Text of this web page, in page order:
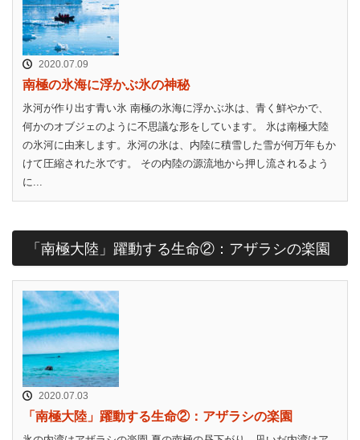
2020.07.09
南極の氷海に浮かぶ氷の神秘
氷河が作り出す青い氷 南極の氷海に浮かぶ氷は、青く鮮やかで、
何かのオブジェのように不思議な形をしています。 氷は南極大陸
の氷河に由来します。氷河の氷は、内陸に積雪した雪が何万年もか
けて圧縮された氷です。 その内陸の源流地から押し流されるよう
に...
「南極大陸」躍動する生命②：アザラシの楽園
2020.07.03
「南極大陸」躍動する生命②：アザラシの楽園